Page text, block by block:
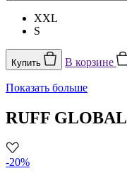
XXL
S
Купить В корзине
Показать больше
RUFF GLOBAL
-20%